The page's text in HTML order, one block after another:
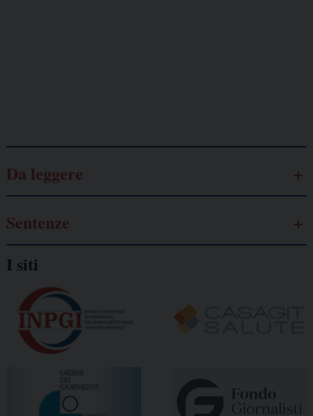
Da leggere
Sentenze
I siti